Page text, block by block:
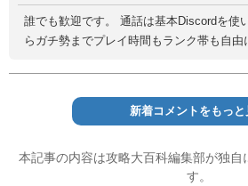
誰でも歓迎です。 通話は基本Discordを使
らガチ勢までプレイ時間もランク帯も自由
新着コメントをもっと
本記事の内容は攻略大百科編集部が独
す。